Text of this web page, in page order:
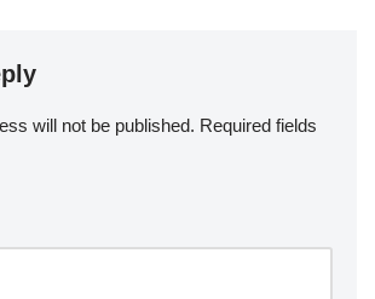
will not be published. Required fields